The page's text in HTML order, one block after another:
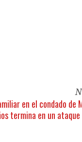
en el condado de
termina en un